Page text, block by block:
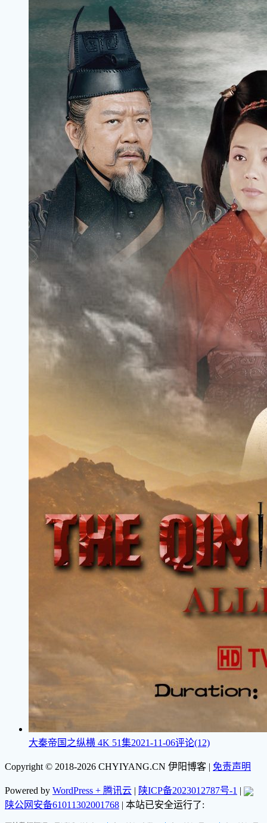
大秦帝国之纵横 4K 51集2021-11-06评论(12)
Copyright © 2018-2026 CHYIYANG.CN 伊阳博客 | 免责声明
Powered by WordPress + 腾讯云 | 陕ICP备2023012787号-1 |
陕公网安备61011302001768 | 本站已安全运行了: